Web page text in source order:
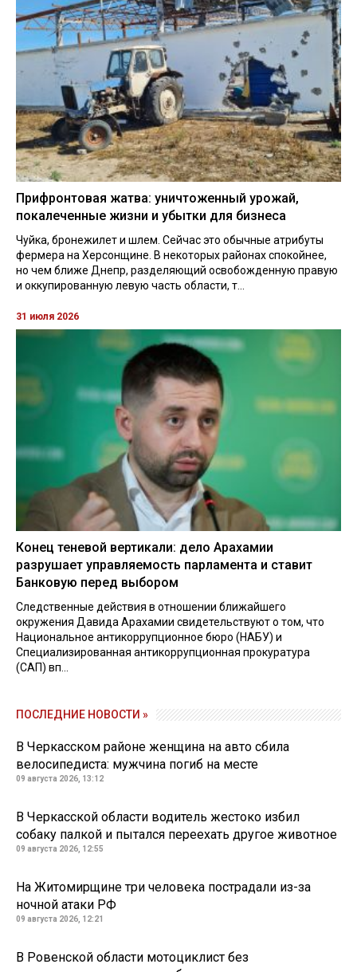
Прифронтовая жатва: уничтоженный урожай,
покалеченные жизни и убытки для бизнеса
Чуйка, бронежилет и шлем. Сейчас это обычные атрибуты
фермера на Херсонщине. В некоторых районах спокойнее,
но чем ближе Днепр, разделяющий освобожденную правую
и оккупированную левую часть области, т...
31 июля 2026
Конец теневой вертикали: дело Арахамии
разрушает управляемость парламента и ставит
Банковую перед выбором
Следственные действия в отношении ближайшего
окружения Давида Арахамии свидетельствуют о том, что
Национальное антикоррупционное бюро (НАБУ) и
Специализированная антикоррупционная прокуратура
(САП) вп...
ПОСЛЕДНИЕ НОВОСТИ »
В Черкасском районе женщина на авто сбила
велосипедиста: мужчина погиб на месте
09 августа 2026, 13:12
В Черкасской области водитель жестоко избил
собаку палкой и пытался переехать другое животное
09 августа 2026, 12:55
На Житомирщине три человека пострадали из-за
ночной атаки РФ
09 августа 2026, 12:21
В Ровенской области мотоциклист без